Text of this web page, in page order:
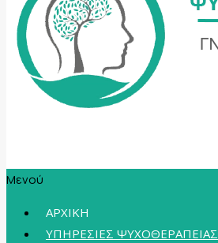
Μενού
ΑΡΧΙΚΗ
ΥΠΗΡΕΣΙΕΣ ΨΥΧΟΘΕΡΑΠΕΙΑΣ